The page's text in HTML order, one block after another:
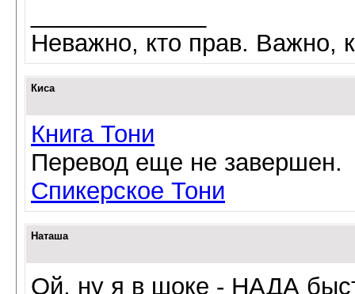
Неважно, кто прав. Важно,
Киса
Книга Тони
Перевод еще не завершен.
Спикерское Тони
Наташа
Ой, ну я в шоке - НАДА